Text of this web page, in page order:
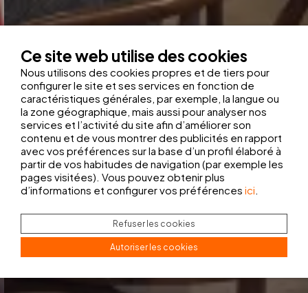
Ce site web utilise des cookies
Nous utilisons des cookies propres et de tiers pour
configurer le site et ses services en fonction de
caractéristiques générales, par exemple, la langue ou
la zone géographique, mais aussi pour analyser nos
services et l’activité du site afin d’améliorer son
contenu et de vous montrer des publicités en rapport
avec vos préférences sur la base d’un profil élaboré à
partir de vos habitudes de navigation (par exemple les
pages visitées). Vous pouvez obtenir plus
d’informations et configurer vos préférences ici.
Refuser les cookies
Autoriser les cookies